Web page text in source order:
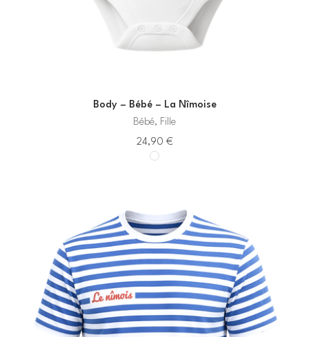
Body – Bébé – La Nîmoise
Bébé, Fille
24,90 €